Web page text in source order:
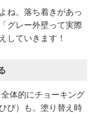
ね。落ち着きがあっ
グレー外壁って実際
していきます！
体的にチョーキング
び）も。塗り替え時